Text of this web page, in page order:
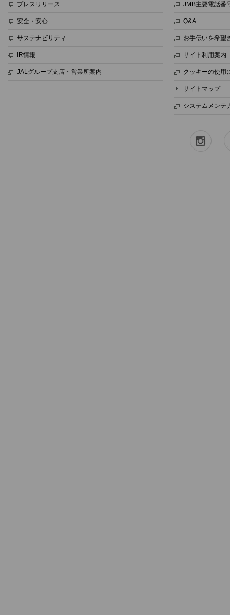
プレスリリース
安全・安心
サステナビリティ
IR情報
JALグループ支店・営業所案内
JMB主要電話番
Q&A
お手伝いを希望
サイト利用案内
クッキーの使用
サイトマップ
システムメンテ